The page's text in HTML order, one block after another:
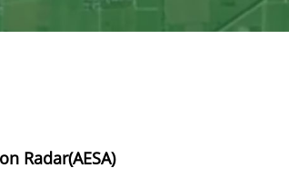
Radar(AESA)